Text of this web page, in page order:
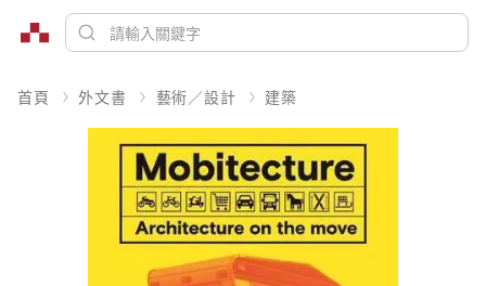
首頁 外文書 藝術／設計 建築